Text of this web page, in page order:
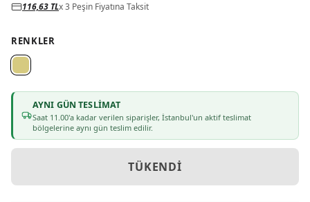
116,63 TLx 3 Peşin Fiyatına Taksit
RENKLER
AYNI GÜN TESLIMAT
Saat 11 .00'a kadar verilen siparişler, İstanbul'un aktif teslimat
bölgelerine aynı gün teslim edilir.
TÜKENDI